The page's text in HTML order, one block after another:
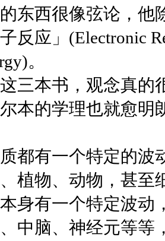
东西很像弦论，他
反应」(Electronic
。
三本书，观念真的
本的学理也就愈明
质都有一个特定的
植物、动物，甚至
身有一个特定波
中脑、神经元等等